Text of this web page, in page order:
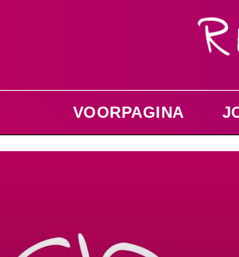
VOORPAGINA